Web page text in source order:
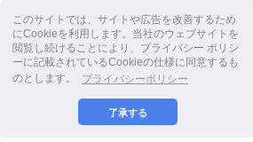
このサイトでは、サイトや広告を改善するため
にCookieを利用します。当社のウェブサイトを
閲覧し続けることにより、プライバシー ポリシ
ーに記載されているCookieの仕様に同意するも
のとします。
プライバシーポリシー
了承する